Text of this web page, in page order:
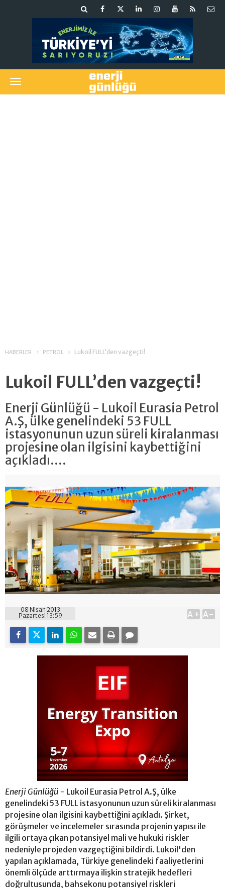
HABERLER PETROL Lukoil FULL’den vazgeçti!
Lukoil FULL’den vazgeçti!
Enerji Günlüğü - Lukoil Eurasia Petrol
A.Ş, ülke genelindeki 53 FULL
istasyonunun uzun süreli kiralanması
projesine olan ilgisini kaybettiğini
açıkladı....
08 Nisan 2013
Pazartesi 13:59
A+ A-
Enerji Günlüğü - Lukoil Eurasia Petrol A.Ş, ülke
genelindeki 53 FULL istasyonunun uzun süreli kiralanması
projesine olan ilgisini kaybettiğini açıkladı. Şirket,
görüşmeler ve incelemeler sırasında projenin yapısı ile
ilgili ortaya çıkan potansiyel mali ve hukuki riskler
nedeniyle projeden vazgeçtiğini bildirdi. Lukoil'den
yapılan açıklamada, Türkiye genelindeki faaliyetlerini
önemli ölçüde arttırmaya ilişkin stratejik hedefleri
doğrultusunda, bahsekonu potansiyel riskleri